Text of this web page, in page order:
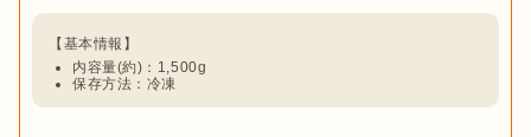
内容量(約)：1,500g
保存方法：冷凍